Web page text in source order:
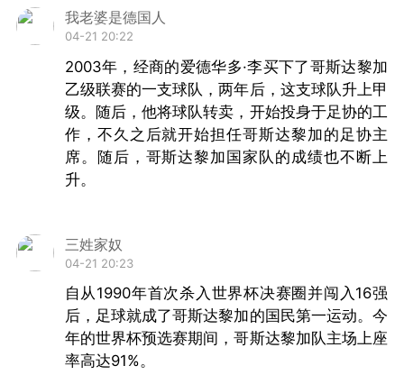
少，因为我从来不是在美国司法部监视下的嫌疑
人员，我在两三个问题上被调查了……但没做错什
么。”对此美国司法部还未发表任何评论。
“在苏黎世，甚至在整个瑞士，我不仅被接
受，而且还深受喜爱，”布拉特认为自己成为了国
际足联的“出气筒”
迎，“我没觉得我是一个不及格的人，为什么我就
应该不及格呢？我在国际足联的工作完成得很
好……我觉得不管我去哪儿，男女老少都认得出
我，并且冲我打招呼，想和我合影，现在都还有
粉丝给我写信呢！”
我老婆是德国人
04-21 20:22
2003年，经商的爱德华多·李买下了哥斯达黎加
乙级联赛的一支球队，两年后，这支球队升上甲
级。随后，他将球队转卖，开始投身于足协的工
作，不久之后就开始担任哥斯达黎加的足协主
席。随后，哥斯达黎加国家队的成绩也不断上
升。
三姓家奴
04-21 20:23
自从1990年首次杀入世界杯决赛圈并闯入16强
后，足球就成了哥斯达黎加的国民第一运动。今
年的世界杯预选赛期间，哥斯达黎加队主场上座
率高达91%。